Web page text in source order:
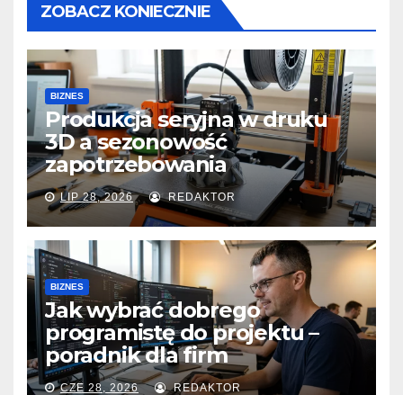
ZOBACZ KONIECZNIE
BIZNES
Produkcja seryjna w druku
3D a sezonowość
zapotrzebowania
LIP 28, 2026 REDAKTOR
BIZNES
Jak wybrać dobrego
programistę do projektu –
poradnik dla firm
CZE 28, 2026 REDAKTOR